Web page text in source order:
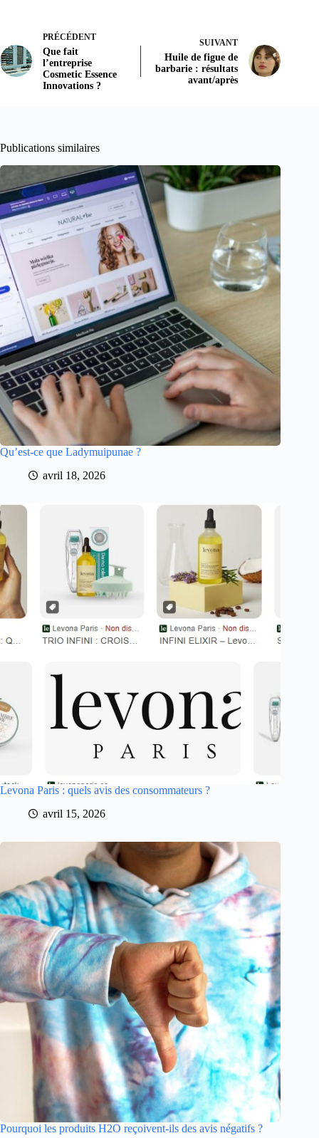
PRÉCÉDENT
Que fait
l’entreprise
Cosmetic Essence
Innovations ?
SUIVANT
Huile de figue de
barbarie : résultats
avant/après
Publications similaires
Qu’est-ce que Ladymuipunae ?
avril 18, 2026
Levona Paris : quels avis des consommateurs ?
avril 15, 2026
Pourquoi les produits H2O reçoivent-ils des avis négatifs ?